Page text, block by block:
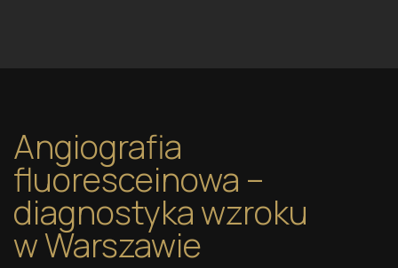
Angiografia
fluoresceinowa –
diagnostyka wzroku
w Warszawie